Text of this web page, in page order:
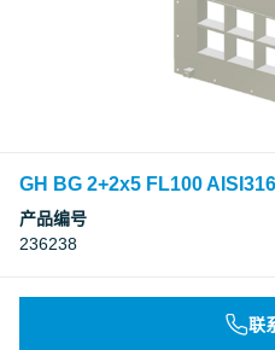
GH BG 2+2x5 FL100
产品编号
236238
联